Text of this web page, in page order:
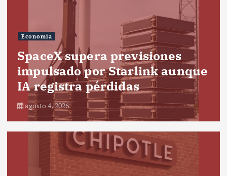
Economía
SpaceX supera previsiones
impulsado por Starlink aunque
IA registra pérdidas
agosto 4, 2026